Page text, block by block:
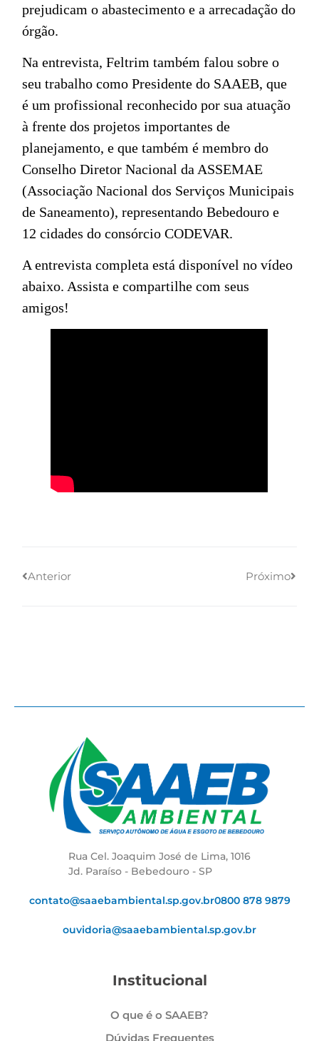
prejudicam o abastecimento e a arrecadação do
órgão.
Na entrevista, Feltrim também falou sobre o
seu trabalho como Presidente do SAAEB, que
é um profissional reconhecido por sua atuação
à frente dos projetos importantes de
planejamento, e que também é membro do
Conselho Diretor Nacional da ASSEMAE
(Associação Nacional dos Serviços Municipais
de Saneamento), representando Bebedouro e
12 cidades do consórcio CODEVAR.
A entrevista completa está disponível no vídeo
abaixo. Assista e compartilhe com seus
amigos!
Anterior Próximo
Rua Cel. Joaquim José de Lima, 1016
Jd. Paraíso - Bebedouro - SP
contato@saaebambiental.sp.gov.br0800 878 9879
ouvidoria@saaebambiental.sp.gov.br
Institucional
O que é o SAAEB?
Dúvidas Frequentes